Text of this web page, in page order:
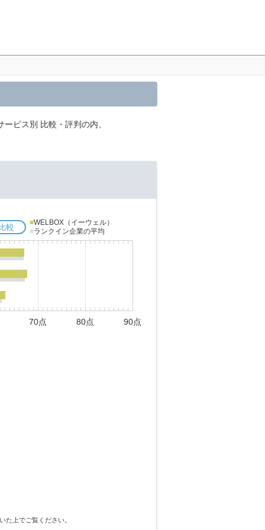
ビス別 比較・評判の内、
較 ■WELBOX（イーウェル）
■ランクイン企業の平均
70点 80点 90点
た上でご覧ください。